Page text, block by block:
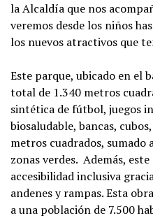
la Alcaldía que nos
veremos desde los niños
los nuevos atractivos que
Este parque, ubicado en el
total de 1.340 metros
sintética de fútbol, juegos
biosaludable, bancas,
metros cuadrados, sumado
zonas verdes. Además,
accesibilidad inclusiva
andenes y rampas. Esta
a una población de 7.500